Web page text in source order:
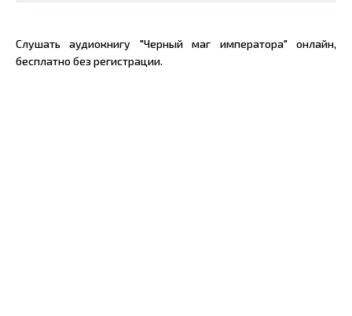
Слушать аудиокнигу "Черный маг императора" онлайн,
бесплатно без регистрации.